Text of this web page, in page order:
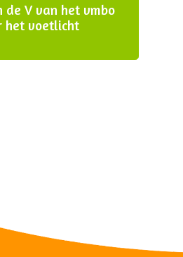
de V van het vmbo
het voetlicht